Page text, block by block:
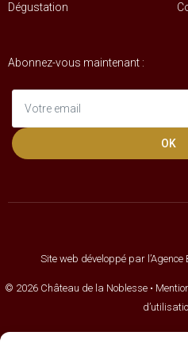
Dégustation
Abonnez-vous maintenant :
OK
Site web développé par l’Agence
© 2026 Château de la Noblesse •